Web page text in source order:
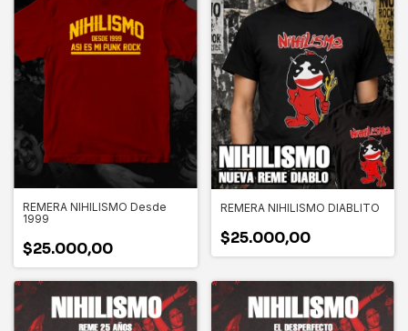
REMERA NIHILISMO Desde
1999
$25.000,00
REMERA NIHILISMO DIABLITO
$25.000,00